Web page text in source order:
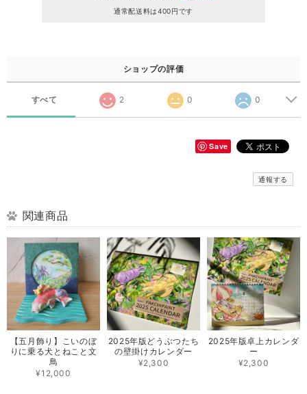
通常配送料は400円です
ショップの評価
すべて 2 0 0
Save
通報する
関連商品
【五月飾り】こいのぼ
りに乗る犬とねこと文
鳥
¥12,000
2025年版どうぶつたち
の壁掛けカレンダー
¥2,300
2025年版卓上カレンダ
ー
¥2,300